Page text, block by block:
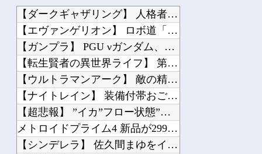
【ダークギャザリング】 人格者たちか？
【エヴァンゲリオン】 ロボ道「エヴァンゲリオン弐号機（TVシリーズVer.）」ア...
【ガンプラ】 PGU νガンダム、4割引きの店舗が現れる…安いけど置く場所が…
【転生賢者の異世界ライフ】 第8話 感想 討伐じゃなくて生態系破壊（定期【第二の...
【ウルトラマンアーク】 敵の精神攻撃がきつすぎる…
【ナイトレイン】 装備付帯おごりまくっても一切お返しや協力する気がないプレイヤー...
【超悲報】 ”イカ”フロー状態”タコ”は対象外
メトロイドプライム4 新品が2999円に…
【シンデレラ】 佐久間まゆをイメージした超スペシャルなネックレスが登場する件につ...